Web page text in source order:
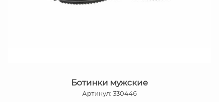
Ботинки мужские
Артикул: 330446